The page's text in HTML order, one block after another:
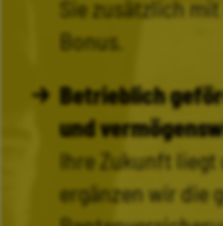
Sie zusätzlich
Bonus.
Betrieblich
und
Ihre Zukunft liegt
ergänzen wir die